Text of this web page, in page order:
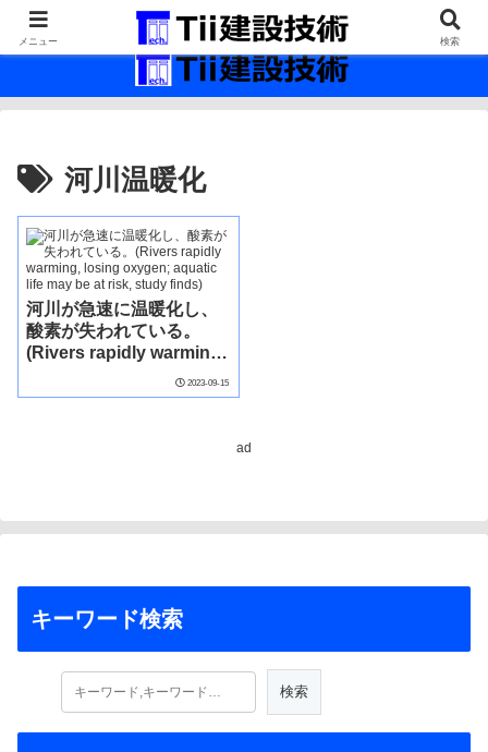
最新の建設技術の情報インフラ。
河川温暖化
河川が急速に温暖化し、
酸素が失われている。
(Rivers rapidly warming,
losing oxygen; aquatic
life may be at risk, study
2023-09-15
ad
キーワード検索
メニュー 検索